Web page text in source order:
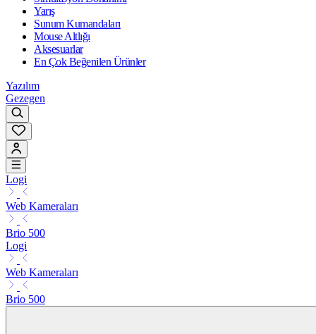
Yarış
Sunum Kumandaları
Mouse Altlığı
Aksesuarlar
En Çok Beğenilen Ürünler
Yazılım
Gezegen
Logi
Web Kameraları
Brio 500
Logi
Web Kameraları
Brio 500